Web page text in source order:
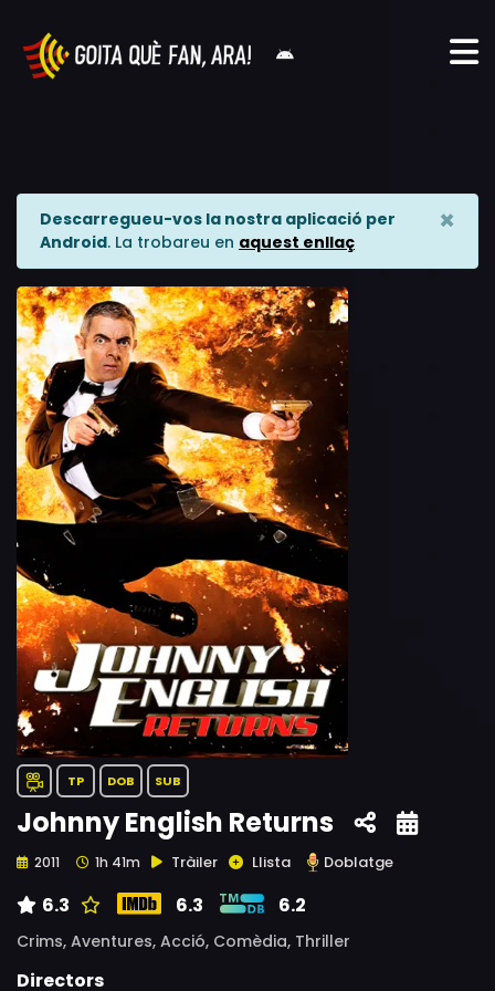
Descarregueu-vos la nostra aplicació per
Android. La trobareu en aquest enllaç
×
TP DOB SUB
Johnny English Returns
2011 1h 41m Tràiler Llista Doblatge
6.3 6.3 6.2
Crims, Aventures, Acció, Comèdia, Thriller
Directors